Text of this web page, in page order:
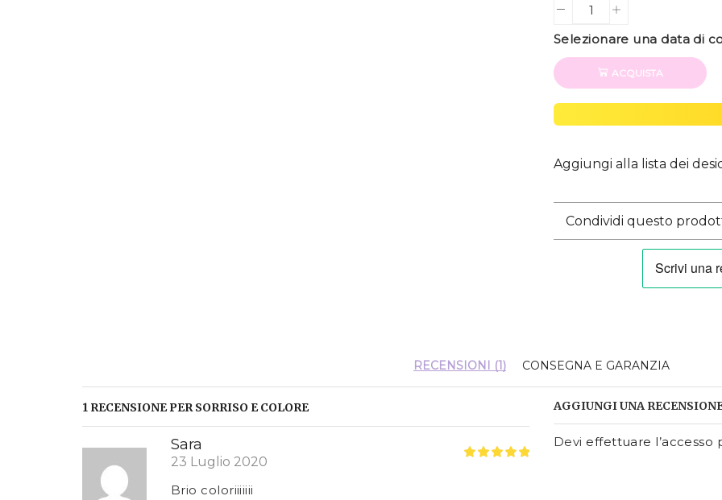
Quantity
Selezionare una data di
ACQUISTA
Aggiungi alla lista dei
Condividi questo
RECENSIONI (1) CONSEGNA E GARANZIA
1 RECENSIONE PERSORRISO E COLORE
Sara
23 Luglio 2020
Brio coloriiiiiii
AGGIUNGI UNA
Devi effettuare l’accesso